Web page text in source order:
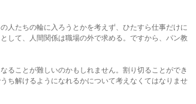
人たちの輪に入ろうとかを考えず、ひたすら仕事だけに
して、人間関係は職場の外で求める。ですから、パン教
ることが難しいのかもしれません。割り切ることができ
ち解けるようになれるかについて考えなくてはなりませ